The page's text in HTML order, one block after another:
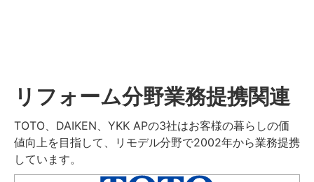
リフォーム分野業務提携関連
TOTO、DAIKEN、YKK APの3社はお客様の暮らしの価
値向上を目指して、リモデル分野で2002年から業務提携
しています。